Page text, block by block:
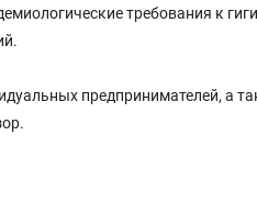
требования к
предпринимателей, а